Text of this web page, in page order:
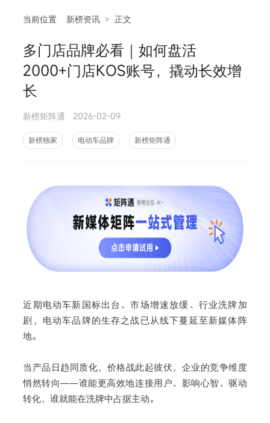
当前位置 新榜资讯 > 正文
多门店品牌必看｜如何盘活
2000+门店KOS账号，撬动长效增
长
新榜矩阵通 2026-02-09
新榜独家 电动车品牌 新榜矩阵通
近期电动车新国标出台、市场增速放缓、行业洗牌加
剧，电动车品牌的生存之战已从线下蔓延至新媒体阵
地。
当产品日趋同质化，价格战此起彼伏，企业的竞争维度
悄然转向——谁能更高效地连接用户、影响心智、驱动
转化，谁就能在洗牌中占据主动。